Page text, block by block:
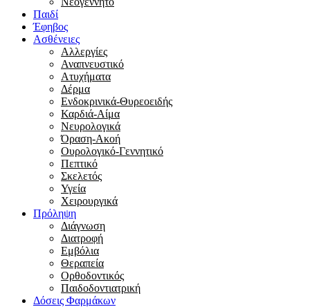
Παιδί
Έφηβος
Ασθένειες
Αλλεργίες
Αναπνευστικό
Ατυχήματα
Δέρμα
Ενδοκρινικά-Θυρεοειδής
Καρδιά-Αίμα
Νευρολογικά
Όραση-Ακοή
Ουρολογικό-Γεννητικό
Πεπτικό
Σκελετός
Υγεία
Χειρουργικά
Πρόληψη
Διάγνωση
Διατροφή
Εμβόλια
Θεραπεία
Ορθοδοντικός
Παιδοδοντιατρική
Δόσεις Φαρμάκων